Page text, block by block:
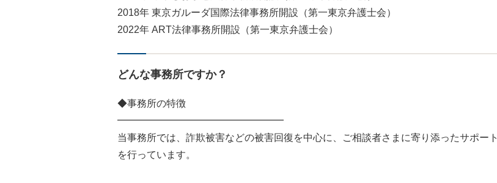
2018年 東京ガルーダ国際法律事務所開設（第一東京弁護士会）
2022年 ART法律事務所開設（第一東京弁護士会）
どんな事務所ですか？
◆事務所の特徴
━━━━━━━━━━━━━━━━━
当事務所では、詐欺被害などの被害回復を中心に、ご相談者さまに寄り添ったサポート
を行っています。